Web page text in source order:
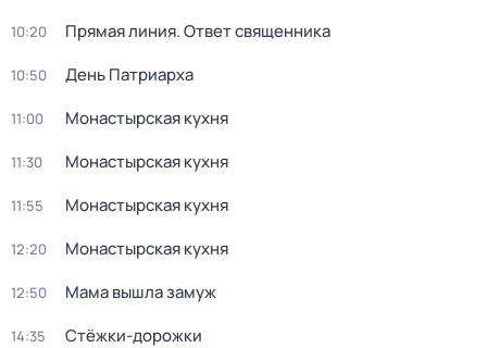
10:20 Прямая линия. Ответ священника
10:50 День Патриарха
11:00 Монастырская кухня
11:30 Монастырская кухня
11:55 Монастырская кухня
12:20 Монастырская кухня
12:50 Мама вышла замуж
14:35 Стёжки-дорожки